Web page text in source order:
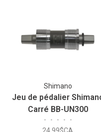
Shimano
Jeu de pédalier
Carré BB-UN300
• • • • •
24,99$CA